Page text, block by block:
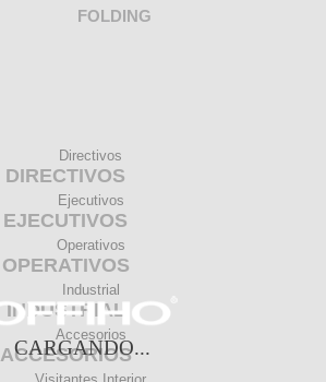
CARGANDO...
FOLDING
DIRECTIVOS
EJECUTIVOS
OPERATIVOS
INDUSTRIAL
ACCESORIOS